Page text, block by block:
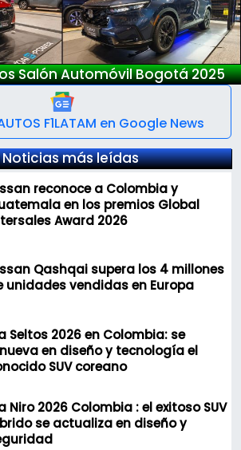
Nuevo Deepal S05
F1LATAM en Google News
Noticias más leídas
reconoce a Colombia y
en los premios Global
Award 2026
Qashqai supera los 4 millones
unidades vendidas en Europa
Seltos 2026 en Colombia: se
en diseño y tecnología el
SUV coreano
Niro 2026 Colombia : el exitoso SUV
se actualiza en diseño y